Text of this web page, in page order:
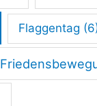
Flaggentag